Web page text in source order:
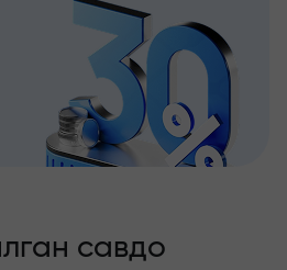
савдо